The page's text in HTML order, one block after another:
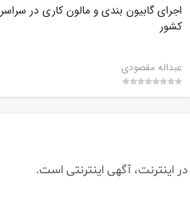
اجرای گابیون بندی و مالون کاری در سراسر
کشور
عبداله مقصودی
اینترنت، آگهی اینترنتی است.